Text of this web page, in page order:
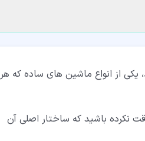
از انواع ماشین های ساده که هر
نکرده باشید که ساختار اصلی آن